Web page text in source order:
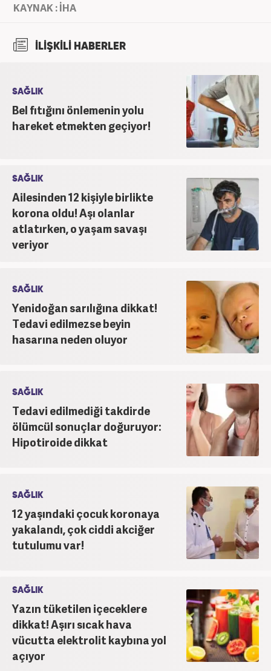
KAYNAK : İHA
İLİŞKİLİ HABERLER
SAĞLIK
Bel fıtığını önlemenin yolu
hareket etmekten geçiyor!
SAĞLIK
Ailesinden 12 kişiyle birlikte
korona oldu! Aşı olanlar
atlatırken, o yaşam savaşı
veriyor
SAĞLIK
Yenidoğan sarılığına dikkat!
Tedavi edilmezse beyin
hasarına neden oluyor
SAĞLIK
Tedavi edilmediği takdirde
ölümcül sonuçlar doğuruyor:
Hipotiroide dikkat
SAĞLIK
12 yaşındaki çocuk koronaya
yakalandı, çok ciddi akciğer
tutulumu var!
SAĞLIK
Yazın tüketilen içeceklere
dikkat! Aşırı sıcak hava
vücutta elektrolit kaybına yol
açıyor